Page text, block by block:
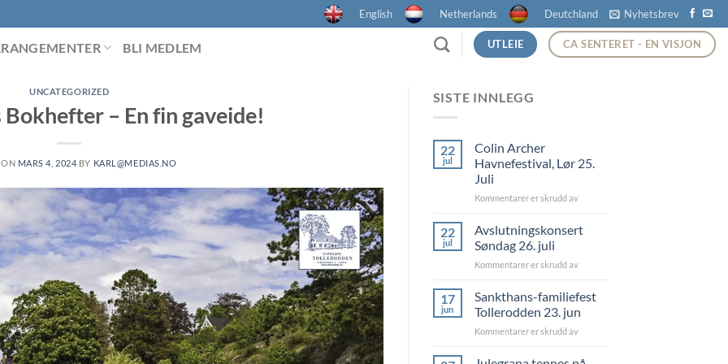
English Netherlands Deutchland Nyhetsbrev
BLI MEDLEM UTLEIE CA SENTERET - EN VISJON
UNCATEGORIZED
Bokhefter – En fin gaveide!
ON MARS 4, 2024 BY KARL@MEDIAS.NO
SISTE INNLEGG
22
jul
Colin Archer
Havnefestival, Lør 25.
Juli
Kommentarer er skrudd avfor
Archer
Havnefestival,
25.
22
jul
Avslutningskonsert
Søndag 26. juli
Kommentarer er skrudd avfor
Søndag
26.
juli
17
jun
Sankthans-familiefest
Tollerodden 23. jun
Kommentarer er skrudd avfor
familiefest